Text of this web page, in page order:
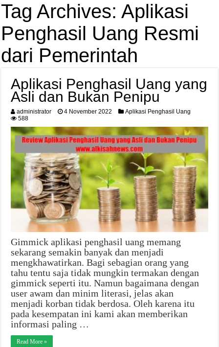
Tag Archives:Aplikasi
Penghasil Uang Resmi
dari Pemerintah
Aplikasi Penghasil Uang yang
Asli dan Bukan Penipu
administrator 4 November 2022
Aplikasi Penghasil Uang
588
Gimmick aplikasi penghasil uang memang
sekarang semakin banyak dan menjadi
mengkhawatirkan. Bagi sebagian orang yang
tahu tentu saja tidak mungkin termakan dengan
gimmick seperti itu. Namun bagaimana dengan
user awam dan minim literasi, jelas akan
menjadi korban tidak berdosa. Oleh karena itu
pada kesempatan ini kami akan memberikan
informasi paling …
Read More »